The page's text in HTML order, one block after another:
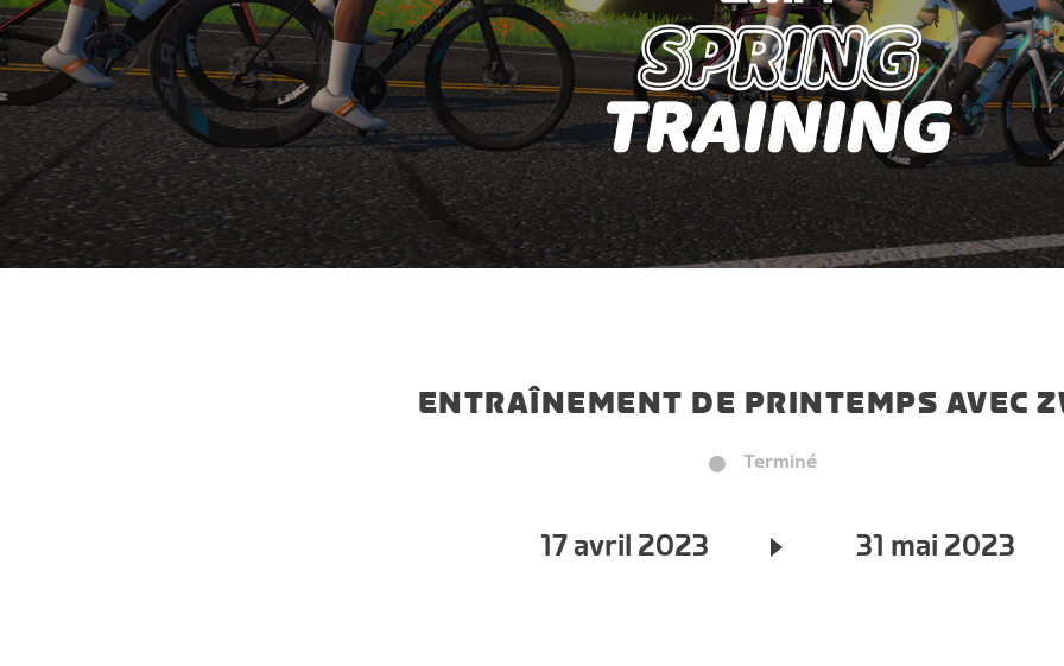
ENTRAÎNEMENT DE PRINTEMPS AVEC
Terminé
17 avril 2023 31 mai 2023